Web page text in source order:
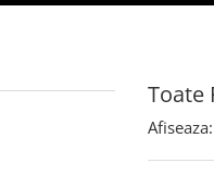
Toate
Afiseaza: